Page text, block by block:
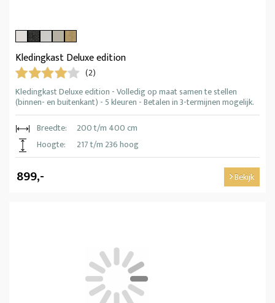
Kledingkast Deluxe edition
(2)
Kledingkast Deluxe edition - Volledig op maat samen te stellen
(binnen- en buitenkant) - 5 kleuren - Betalen in 3-termijnen mogelijk.
Breedte:
200 t/m 400 cm
Hoogte:
217 t/m 236 hoog
899,- Bekijk